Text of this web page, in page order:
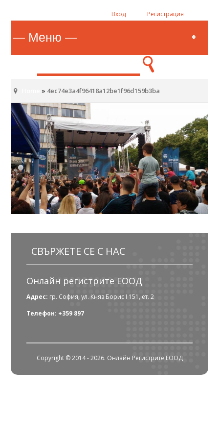
Вход Регистрация
» 4ec74e3a4f96418a12be1f96d159b3ba
СВЪРЖЕТЕ СЕ С НАС
Онлайн регистрите ЕООД
Адрес: гр. София, ул. Княз Борис I 151, ет. 2
Телефон: +359 897
Copyright © 2014 - 2026. Онлайн Регистрите ЕООД